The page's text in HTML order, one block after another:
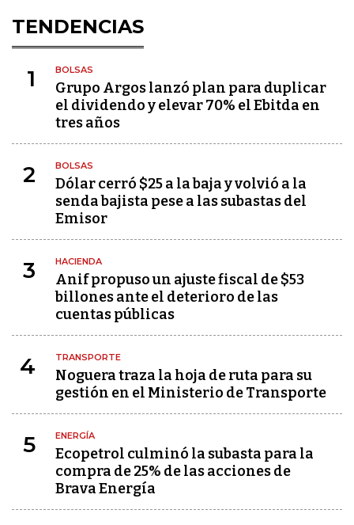
TENDENCIAS
1 BOLSAS
Grupo Argos lanzó plan para duplicar
el dividendo y elevar 70% el Ebitda en
tres años
2 BOLSAS
Dólar cerró $25 a la baja y volvió a la
senda bajista pese a las subastas del
Emisor
3 HACIENDA
Anif propuso un ajuste fiscal de $53
billones ante el deterioro de las
cuentas públicas
4 TRANSPORTE
Noguera traza la hoja de ruta para su
gestión en el Ministerio de Transporte
5 ENERGÍA
Ecopetrol culminó la subasta para la
compra de 25% de las acciones de
Brava Energía